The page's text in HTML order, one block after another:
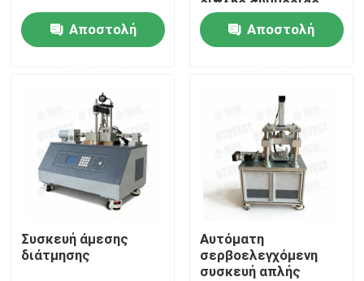
Ποιοτικός έλεγχος
Ζητήστε ένα απόσπασμα
Καθολική μηχανή δοκιμής
Συγκεκριμένη μηχανή δοκιμής
Αποστολή
Αποστολή
Συσκευή άμεσης
διάτμησης
Αυτόματη
σερβοελεγχόμενη
συσκευή απλής